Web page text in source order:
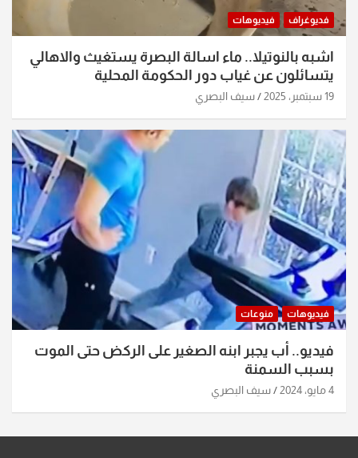
فديوغراف فيديوهات
اشبه بالنوتيلا.. ماء اسالة البصرة يستغيث والاهالي
يتسائلون عن غياب دور الحكومة المحلية
19 سبتمبر، 2025 سيف البصري
فيديوهات منوعات
فيديو.. أب يجبر ابنه الصغير على الركض حتى الموت
بسبب السمنة
4 مايو، 2024 سيف البصري